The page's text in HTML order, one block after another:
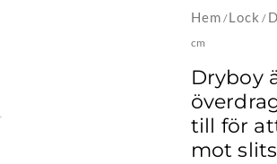
Hem /Lock /
cm
Dryboy
till för
mot